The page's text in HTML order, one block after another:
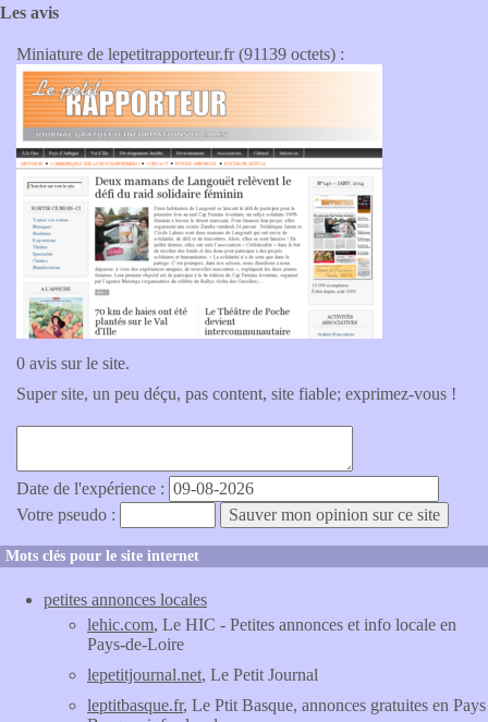
Les avis
Miniature de lepetitrapporteur.fr (91139 octets) :
0 avis sur le site.
Super site, un peu déçu, pas content, site fiable; exprimez-vous !
Date de l'expérience :
Votre pseudo :
Mots clés pour le site internet
petites annonces locales
lehic.com, Le HIC - Petites annonces et info locale en
Pays-de-Loire
lepetitjournal.net, Le Petit Journal
leptitbasque.fr, Le Ptit Basque, annonces gratuites en Pays